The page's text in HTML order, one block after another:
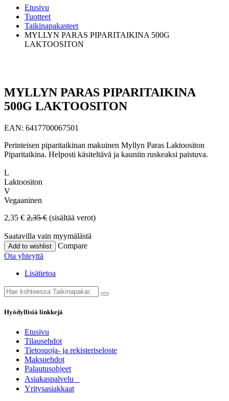
Etusivu
Tuotteet
Taikinapakasteet
MYLLYN PARAS PIPARITAIKINA 500G
LAKTOOSITON
MYLLYN PARAS PIPARITAIKINA
500G LAKTOOSITON
EAN: 6417700067501
Perinteisen piparitaikinan makuinen Myllyn Paras Laktoositon
Piparitaikina. Helposti käsiteltävä ja kauniin ruskeaksi paistuva.
L
Laktoositon
V
Vegaaninen
2,35 € 2,35€ (sisältää verot)
Saatavilla vain myymälästä
Add to wishlist
Compare
Ota yhteyttä
Lisätietoa
Hyödyllisiä linkkejä
Etusivu
Tilausehdot
Tietosuoja- ja rekisteriseloste
Maksuehdot
Palautusohjeet
Asia​k​aspalvelu
​Yritysasiakkaat